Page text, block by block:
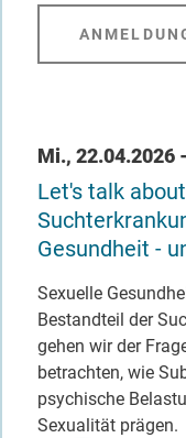
Datum / Uhrzeit
Mi., 22.04.2026
Let's talk
Gesundheit -
Sexuelle
Bestandteil der
gehen wir der
betrachten, wie
psychische
Sexualität prägen.